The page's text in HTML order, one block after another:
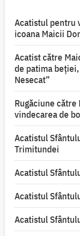
Acatistul pentru
icoana Maicii
Acatist către
de patima
Nesecat”
Rugăciune
vindecarea de
Acatistul
Trimitundei
Acatistul
Acatistul
Acatistul